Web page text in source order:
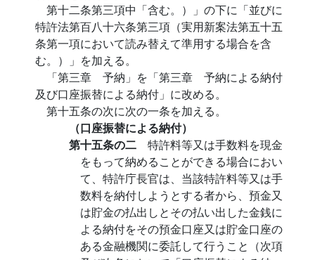
第十二条第三項中「含む。）」の下に「並びに
特許法第百八十六条第三項（実用新案法第五十五
条第一項において読み替えて準用する場合を含
む。）」を加える。
「第三章 予納」を「第三章 予納による納付
及び口座振替による納付」に改める。
第十五条の次に次の一条を加える。
（口座振替による納付）
第十五条の二 特許料等又は手数料を現金
をもって納めることができる場合におい
て、特許庁長官は、当該特許料等又は手
数料を納付しようとする者から、預金又
は貯金の払出しとその払い出した金銭に
よる納付をその預金口座又は貯金口座の
ある金融機関に委託して行うこと（次項